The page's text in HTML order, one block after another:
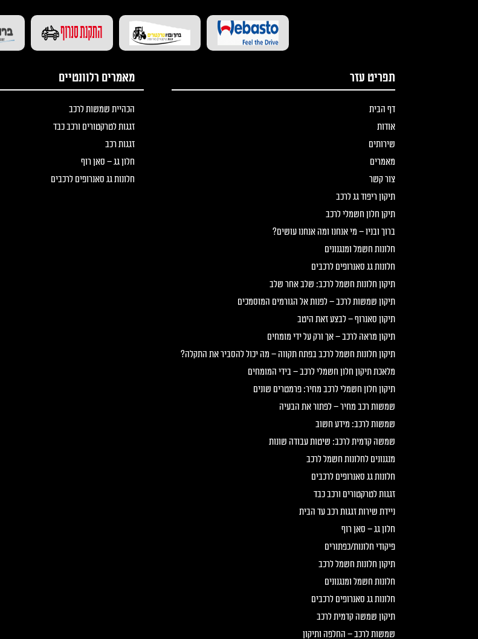
תפריט עזר
דף הבית
אודות
שירותים
מאמרים
צור קשר
תיקון ריפוד גג לרכב
תיקן חלון חשמלי לרכב
ברוך ובניו – מי אנחנו ומה אנחנו עושים?
חלונות חשמל ומנגנונים
חלונות גג סאנרופים לרכבים
תיקון חלונות חשמל לרכב: שלב אחר שלב
תיקון שמשות לרכב – לפנות אל הגורמים המוסמכים
תיקון סאנרוף – לבצע זאת היטב
תיקון מראה לרכב – אך ורק על ידי מומחים
תיקון חלונות חשמל לרכב בפתח תקווה – מה יכול להסביר את התקלה?
מלאכת תיקון חלון חשמלי לרכב – בידי המומחים
תיקון חלון חשמלי לרכב מחיר: פרמטרים שונים
שמשות רכב מחיר – לפתור את הבעיה
שמשות לרכב: מידע חשוב
שמשה קדמית לרכב: שיטות עבודה שונות
מנגנונים לחלונות חשמל לרכב
חלונות גג סאנרופים לרכבים
זגגות לטרקטורים ורכב כבד
ניידת שירות זגגות רכב עד הבית
חלון גג – סאן רוף
פיקודי חלונות/כפתורים
תיקון חלונות חשמל לרכב
חלונות חשמל ומנגנונים
חלונות גג סאנרופים לרכבים
תיקון שמשה קדמית לרכב
שמשות לרכב – החלפה ותיקון
מאמרים רלוונטיים
הכהיית שמשות לרכב
זגגות לטרקטורים ורכב כבד
זגגות רכב
חלון גג – סאן רוף
חלונות גג סאנרופים לרכבים